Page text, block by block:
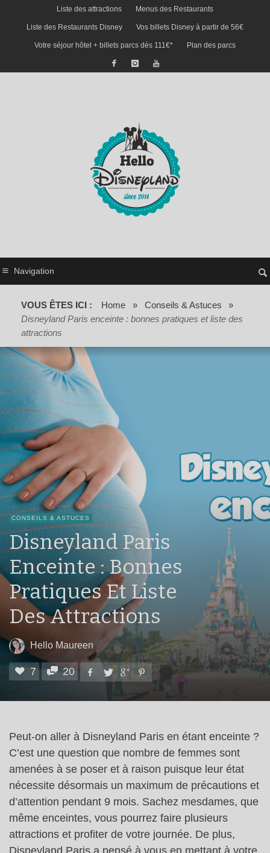
Liste des attractions Menus des Restaurants
Liste des Restaurants Disney Vos billets Disney à partir de 56€
Votre séjour hôtel + billets parcs dès 111€* Plan des parcs
Navigation
VOUS ÊTES ICI : Home » Conseils & Astuces
»
Disneyland Paris enceinte : bonnes pratiques et liste des
attractions
CONSEILS & ASTUCES
Disneyland Paris
Enceinte : Bonnes
Pratiques Et Liste
Des Attractions
Hello Maureen
7 20
Peut-on aller à Disneyland Paris en étant enceinte ?
C’est une question que nombre de femmes sont
amenées à se poser et à raison puisque leur état
nécessite désormais un maximum de précautions et
d’attention pendant 9 mois. Sachez mesdames, que
même enceintes, vous pourrez faire plusieurs
attractions et profiter de votre journée. De plus,